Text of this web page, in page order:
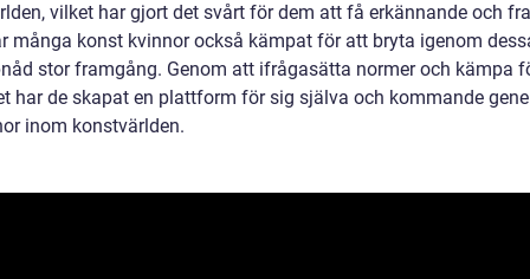
vilket har gjort det svårt för dem att få erkännande och
många konst kvinnor också kämpat för att bryta igenom
stor framgång. Genom att ifrågasätta normer och kämpa
har de skapat en plattform för sig själva och kommande
inom konstvärlden.